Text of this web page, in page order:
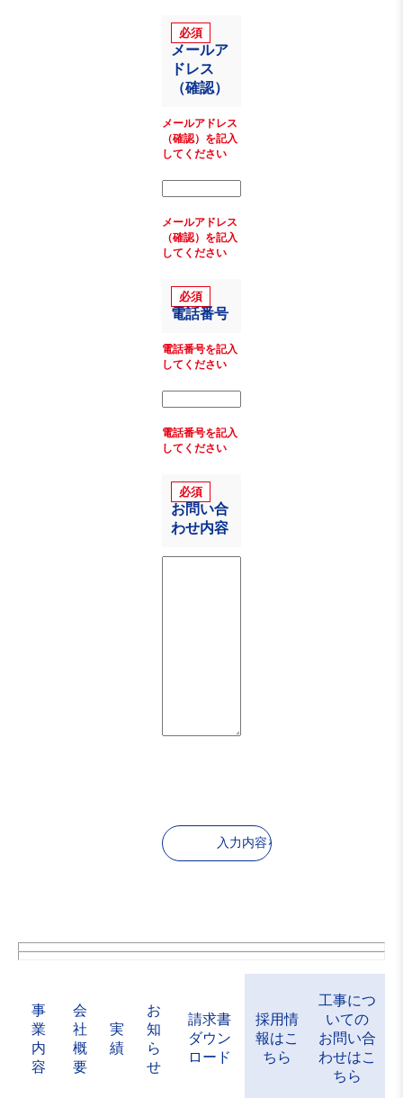
メールア
ドレス
（確認）
メールアドレス
（確認）を記入
してください
メールアドレス
（確認）を記入
してください
電話番号
電話番号を記入
してください
電話番号を記入
してください
お問い合
わせ内容
事
業
内
容
会
社
概
要
実
績
お
知
ら
せ
請求書
ダウン
ロード
採用情
報はこ
ちら
工事につ
いての
お問い合
わせはこ
ちら